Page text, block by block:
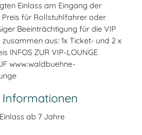
Einlass am Eingang der
für Rollstuhlfahrer oder
Beeinträchtigung für die VIP
aus: 1x Ticket- und 2 x
INFOS ZUR VIP-LOUNGE
www.waldbuehne-
ab 7 Jahre